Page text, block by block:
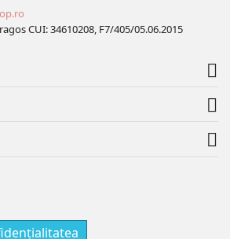
CUI: 34610208, F7/405/05.06.2015


